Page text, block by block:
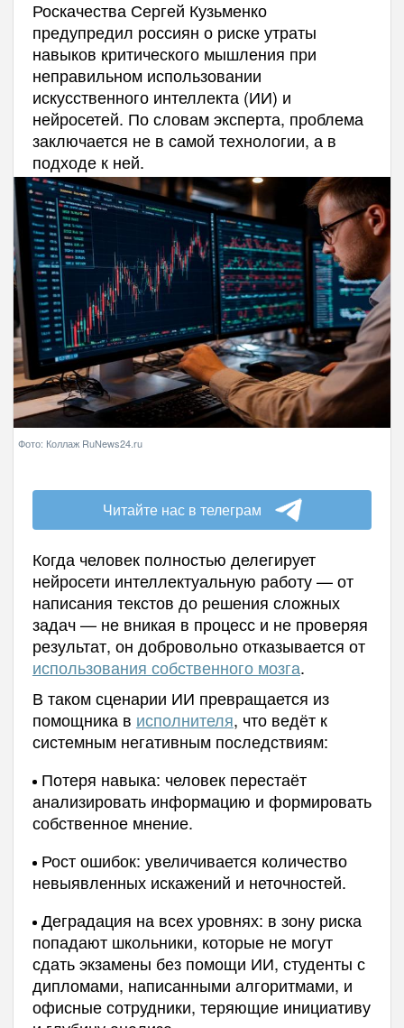
Роскачества Сергей Кузьменко
предупредил россиян о риске утраты
навыков критического мышления при
неправильном использовании
искусственного интеллекта (ИИ) и
нейросетей. По словам эксперта, проблема
заключается не в самой технологии, а в
подходе к ней.
Фото: Коллаж RuNews24.ru
Читайте нас в телеграм
Когда человек полностью делегирует
нейросети интеллектуальную работу — от
написания текстов до решения сложных
задач — не вникая в процесс и не проверяя
результат, он добровольно отказывается от
использования собственного мозга.
В таком сценарии ИИ превращается из
помощника в исполнителя, что ведёт к
системным негативным последствиям:
Потеря навыка: человек перестаёт
анализировать информацию и формировать
собственное мнение.
Рост ошибок: увеличивается количество
невыявленных искажений и неточностей.
Деградация на всех уровнях: в зону риска
попадают школьники, которые не могут
сдать экзамены без помощи ИИ, студенты с
дипломами, написанными алгоритмами, и
офисные сотрудники, теряющие инициативу